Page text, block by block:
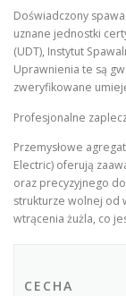
Doświadczony
uznane jednostki
(UDT), Instytut
Uprawnienia te są
zweryfikowane
Profesjonalne
Przemysłowe
Electric) oferują
oraz precyzyjnego
strukturze wolnej od
wtrącenia żużla, co
CECHA